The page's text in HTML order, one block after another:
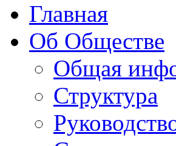
Главная
Об Обществе
Общая
Структура